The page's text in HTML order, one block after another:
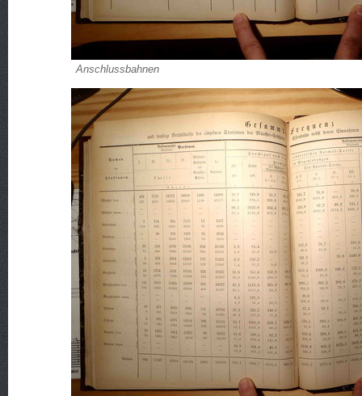
Anschlussbahnen